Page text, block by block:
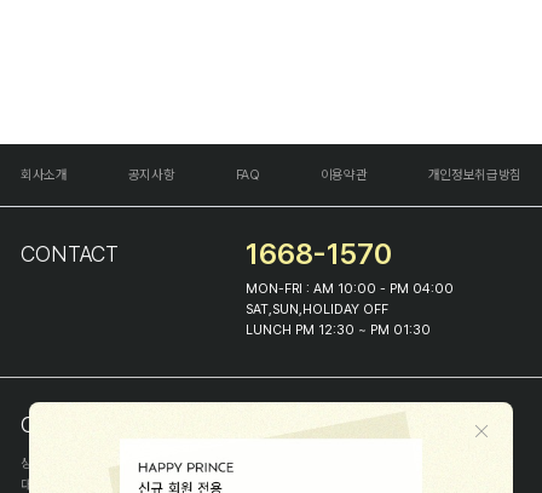
회사소개 공지사항 FAQ 이용약관 개인정보취급방침
CONTACT 1668-1570
MON-FRI : AM 10:00 - PM 04:00
SAT,SUN,HOLIDAY OFF
LUNCH PM 12:30 ~ PM 01:30
COMPANY INFO
상호
(주)해피프린스
대표
이화진